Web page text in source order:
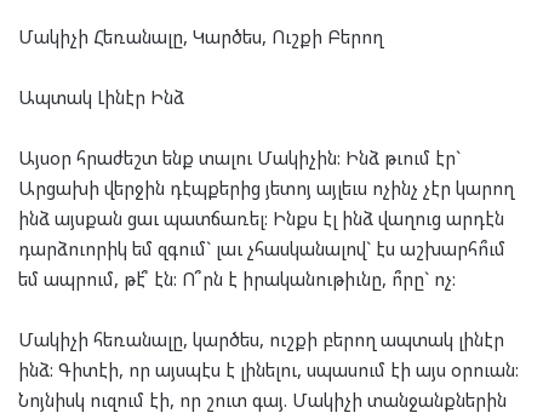
Մակիչի Հեռանալը, Կարծես, Ուշքի Բերող
Ապտակ Լինէր Ինձ
Այսօր հրաժեշտ ենք տալու Մակիչին: Ինձ թւում էր`
Արցախի վերջին դէպքերից յետոյ այլեւս ոչինչ չէր կարող
ինձ այսքան ցաւ պատճառել: Ինքս էլ ինձ վաղուց արդէն
դարձուորիկ եմ զգում` լաւ չհասկանալով` էս աշխարհո՞ւմ
եմ ապրում, թէ՞ էն: Ո՞րն է իրականութիւնը, ո՞րը` ոչ:
Մակիչի հեռանալը, կարծես, ուշքի բերող ապտակ լինէր
ինձ: Գիտէի, որ այսպէս է լինելու, սպասում էի այս օրուան:
Նոյնիսկ ուզում էի, որ շուտ գայ. Մակիչի տանջանքներին